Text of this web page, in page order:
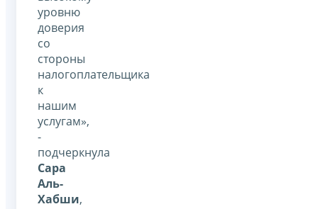
уровню
доверия
со
стороны
налогоплательщика
к
нашим
услугам»,
-
подчеркнула
Сара
Аль-
Хабши,